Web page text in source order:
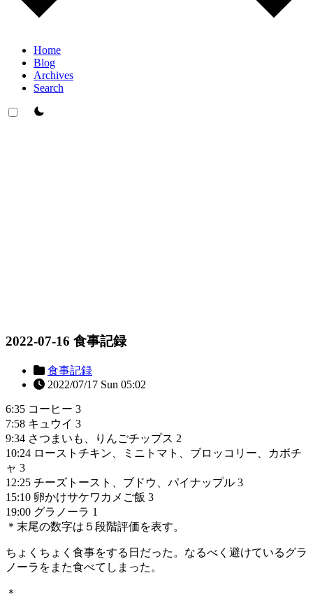
Home
Blog
Archives
Search
theme switcher
2022-07-16 食事記録
食事記録
2022/07/17 Sun 05:02
6:35 コーヒー 3
7:58 キュウイ 3
9:34 さつまいも、りんごチップス 2
10:24 ローストチキン、ミニトマト、ブロッコリー、カボチ
ャ 3
12:25 チーズトースト、ブドウ、パイナップル 3
15:10 卵かけサケワカメご飯 3
19:00 グラノーラ 1
＊末尾の数字は５段階評価を表す。
ちょくちょく食事をする日だった。なるべく避けているグラ
ノーラをまた食べてしまった。
＊